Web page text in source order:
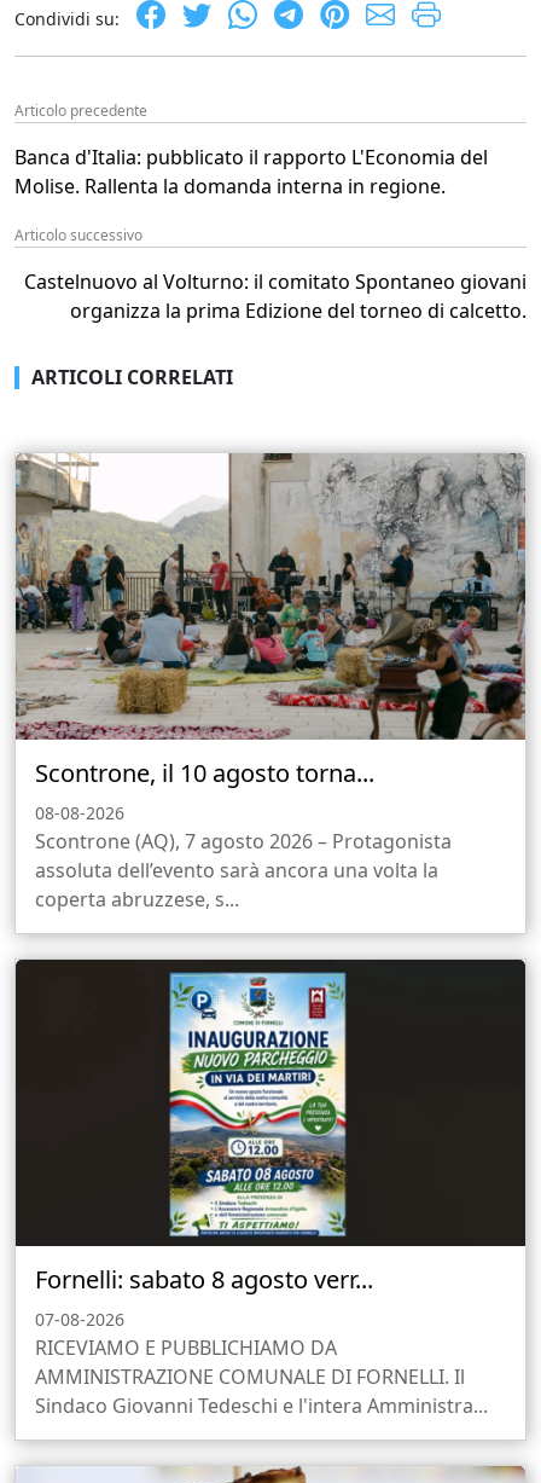
Condividi su:
Articolo precedente
Banca d'Italia: pubblicato il rapporto L'Economia del
Molise. Rallenta la domanda interna in regione.
Articolo successivo
Castelnuovo al Volturno: il comitato Spontaneo giovani
organizza la prima Edizione del torneo di calcetto.
ARTICOLI CORRELATI
Scontrone, il 10 agosto torna...
08-08-2026
Scontrone (AQ), 7 agosto 2026 – Protagonista
assoluta dell’evento sarà ancora una volta la
coperta abruzzese, s...
Fornelli: sabato 8 agosto verr...
07-08-2026
RICEVIAMO E PUBBLICHIAMO DA
AMMINISTRAZIONE COMUNALE DI FORNELLI. Il
Sindaco Giovanni Tedeschi e l'intera Amministra...